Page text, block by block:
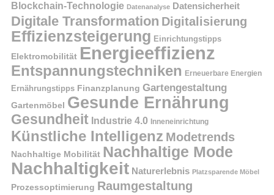
Blockchain-Technologie Datenanalyse Datensicherheit
Digitale Transformation Digitalisierung
Effizienzsteigerung Einrichtungstipps
Elektromobilität Energieeffizienz
Entspannungstechniken Erneuerbare Energien
Ernährungstipps Finanzplanung Gartengestaltung
Gartenmöbel Gesunde Ernährung
Gesundheit Industrie 4.0 Inneneinrichtung
Künstliche Intelligenz Modetrends
Nachhaltige Mobilität Nachhaltige Mode
Nachhaltigkeit Naturerlebnis Platzsparende Möbel
Prozessoptimierung Raumgestaltung